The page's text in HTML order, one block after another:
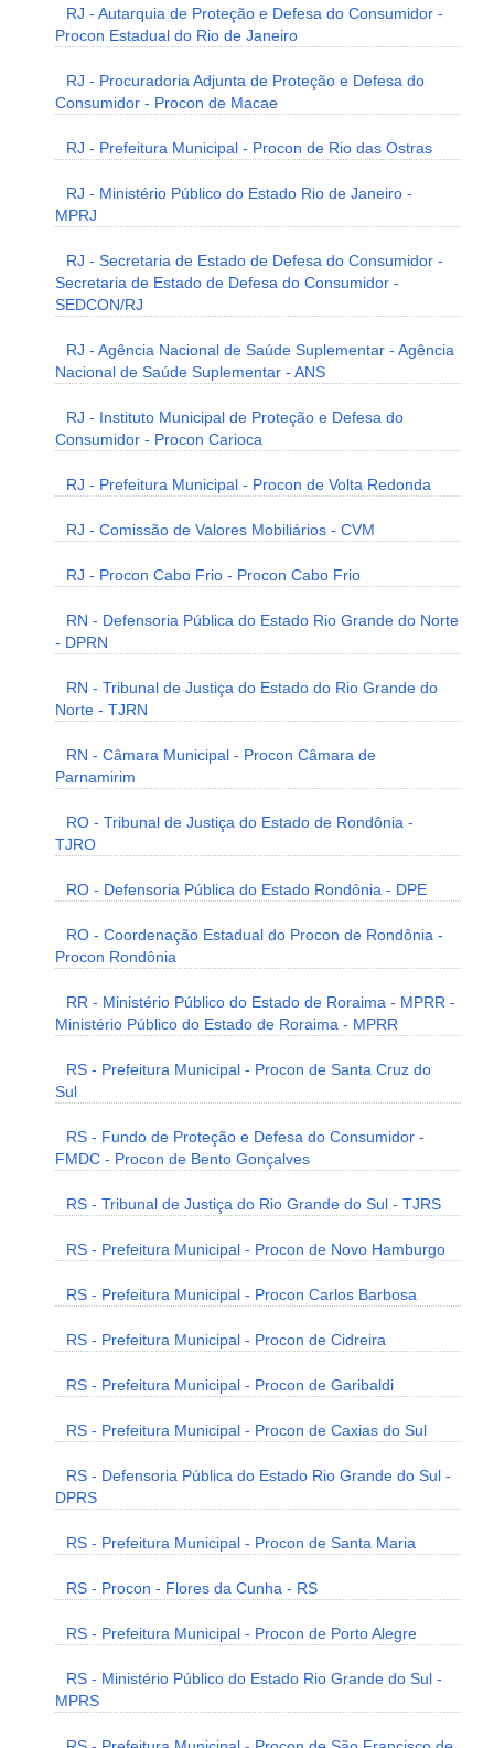
RJ - Autarquia de Proteção e Defesa do Consumidor -
Procon Estadual do Rio de Janeiro
RJ - Procuradoria Adjunta de Proteção e Defesa do
Consumidor - Procon de Macae
RJ - Prefeitura Municipal - Procon de Rio das Ostras
RJ - Ministério Público do Estado Rio de Janeiro -
MPRJ
RJ - Secretaria de Estado de Defesa do Consumidor -
Secretaria de Estado de Defesa do Consumidor -
SEDCON/RJ
RJ - Agência Nacional de Saúde Suplementar - Agência
Nacional de Saúde Suplementar - ANS
RJ - Instituto Municipal de Proteção e Defesa do
Consumidor - Procon Carioca
RJ - Prefeitura Municipal - Procon de Volta Redonda
RJ - Comissão de Valores Mobiliários - CVM
RJ - Procon Cabo Frio - Procon Cabo Frio
RN - Defensoria Pública do Estado Rio Grande do Norte
- DPRN
RN - Tribunal de Justiça do Estado do Rio Grande do
Norte - TJRN
RN - Câmara Municipal - Procon Câmara de
Parnamirim
RO - Tribunal de Justiça do Estado de Rondônia -
TJRO
RO - Defensoria Pública do Estado Rondônia - DPE
RO - Coordenação Estadual do Procon de Rondônia -
Procon Rondônia
RR - Ministério Público do Estado de Roraima - MPRR -
Ministério Público do Estado de Roraima - MPRR
RS - Prefeitura Municipal - Procon de Santa Cruz do
Sul
RS - Fundo de Proteção e Defesa do Consumidor -
FMDC - Procon de Bento Gonçalves
RS - Tribunal de Justiça do Rio Grande do Sul - TJRS
RS - Prefeitura Municipal - Procon de Novo Hamburgo
RS - Prefeitura Municipal - Procon Carlos Barbosa
RS - Prefeitura Municipal - Procon de Cidreira
RS - Prefeitura Municipal - Procon de Garibaldi
RS - Prefeitura Municipal - Procon de Caxias do Sul
RS - Defensoria Pública do Estado Rio Grande do Sul -
DPRS
RS - Prefeitura Municipal - Procon de Santa Maria
RS - Procon - Flores da Cunha - RS
RS - Prefeitura Municipal - Procon de Porto Alegre
RS - Ministério Público do Estado Rio Grande do Sul -
MPRS